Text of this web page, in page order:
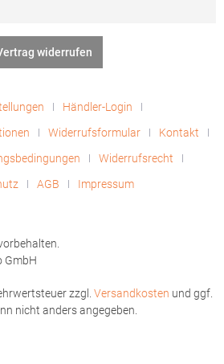
widerrufen
Händler-Login
Widerrufsformular
Kontakt
Widerrufsrecht
AGB Impressum
GmbH
zzgl. Versandkosten und ggf.
nicht anders angegeben.